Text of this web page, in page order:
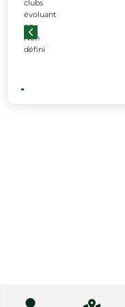
clubs
évoluant
en
Non
défini